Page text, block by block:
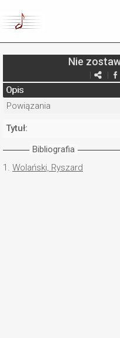
Nie
Opis
Powiązania
Tytuł:
Bibliografia
1. Wolański, Ryszard